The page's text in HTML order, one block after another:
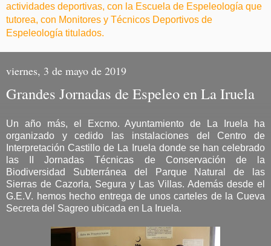
actividades deportivas, con la Escuela de Espeleología que
tutorea, con Monitores y Técnicos Deportivos de
Espeleología titulados.
viernes, 3 de mayo de 2019
Grandes Jornadas de Espeleo en La Iruela
Un año más, el Excmo. Ayuntamiento de La Iruela ha
organizado y cedido las instalaciones del Centro de
Interpretación Castillo de La Iruela donde se han celebrado
las II Jornadas Técnicas de Conservación de la
Biodiversidad Subterránea del Parque Natural de las
Sierras de Cazorla, Segura y Las Villas. Además desde el
G.E.V. hemos hecho entrega de unos carteles de la Cueva
Secreta del Sagreo ubicada en La Iruela.